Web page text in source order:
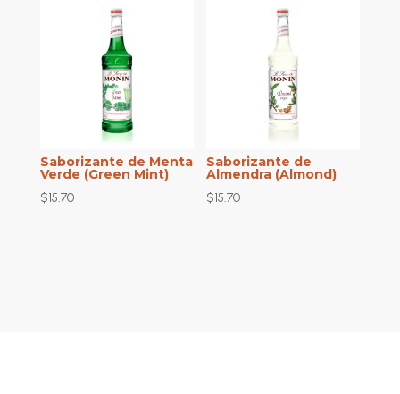
Saborizante de Menta
Verde (Green Mint)
$15.70
Saborizante de
Almendra (Almond)
$15.70